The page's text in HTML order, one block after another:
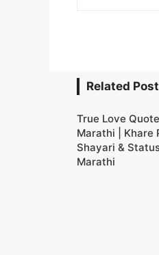
Related
True Love
Marathi | Khare
Shayari &
Marathi